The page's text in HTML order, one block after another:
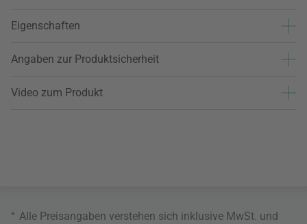
Eigenschaften
Angaben zur Produktsicherheit
Video zum Produkt
* Alle Preisangaben verstehen sich inklusive MwSt. und